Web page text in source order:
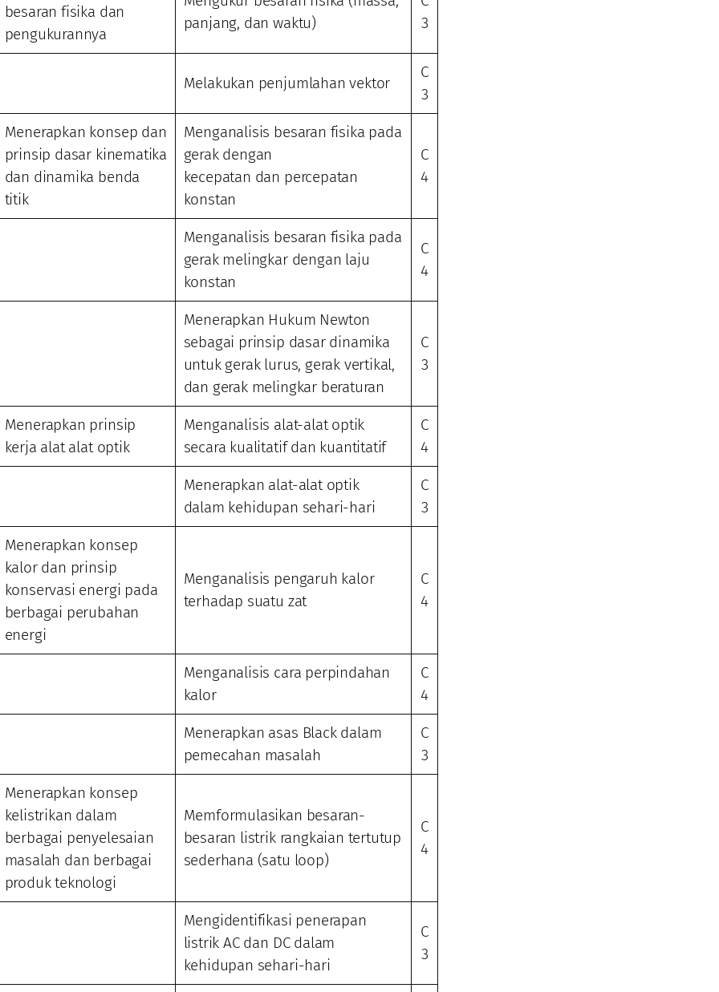
besaran fisika dan
pengukurannya
panjang, dan waktu)
3
Melakukan penjumlahan vektor
C
3
Menerapkan konsep dan
prinsip dasar kinematika
dan dinamika benda
titik
Menganalisis besaran fisika pada
gerak dengan
kecepatan dan percepatan
konstan
C
4
Menganalisis besaran fisika pada
gerak melingkar dengan laju
konstan
C
4
Menerapkan Hukum Newton
sebagai prinsip dasar dinamika
untuk gerak lurus, gerak vertikal,
dan gerak melingkar beraturan
C
3
Menerapkan prinsip
kerja alat alat optik
Menganalisis alat-alat optik
secara kualitatif dan kuantitatif
C
4
Menerapkan alat-alat optik
dalam kehidupan sehari-hari
C
3
Menerapkan konsep
kalor dan prinsip
konservasi energi pada
berbagai perubahan
energi
Menganalisis pengaruh kalor
terhadap suatu zat
C
4
Menganalisis cara perpindahan
kalor
C
4
Menerapkan asas Black dalam
pemecahan masalah
C
3
Menerapkan konsep
kelistrikan dalam
berbagai penyelesaian
masalah dan berbagai
produk teknologi
Memformulasikan besaran-
besaran listrik rangkaian tertutup
sederhana (satu loop)
C
4
Mengidentifikasi penerapan
listrik AC dan DC dalam
kehidupan sehari-hari
C
3